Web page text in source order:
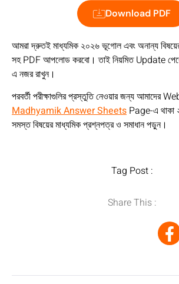
Download PDF
আমরা দ্রুতই মাধ্যমিক ২০২৬ ভূগোল এবং অনান্য
সহ PDF আপলোড করবো। তাই নিয়মিত Update
এ নজর রাখুন।
পরবর্তী পরীক্ষাগুলির প্রস্তুতি নেওয়ার জন্য আমাদের
Madhyamik Answer Sheets Page-এ থাকা
সমস্ত বিষয়ের মাধ্যমিক প্রশ্নপত্র ও সমাধান পড়ুন।
Tag Post :
Share This :